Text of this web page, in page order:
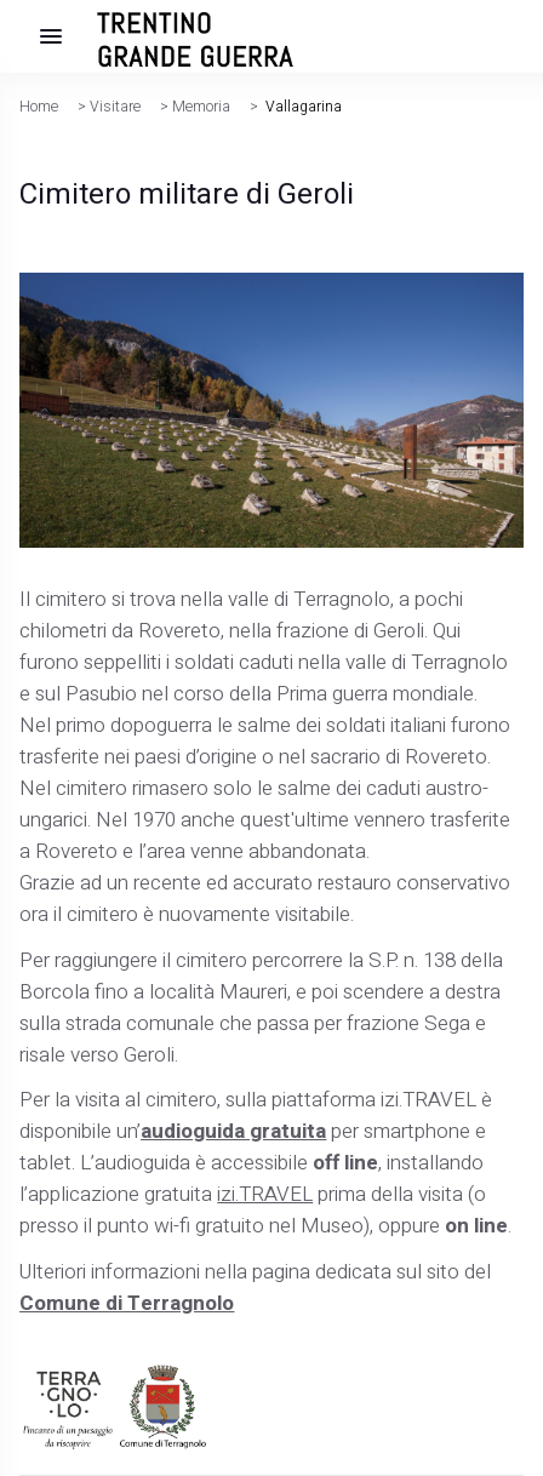
Home >Visitare > Memoria >Vallagarina
Cimitero militare di Geroli
Il cimitero si trova nella valle di Terragnolo, a pochi
chilometri da Rovereto, nella frazione di Geroli. Qui
furono seppelliti i soldati caduti nella valle di Terragnolo
e sul Pasubio nel corso della Prima guerra mondiale.
Nel primo dopoguerra le salme dei soldati italiani furono
trasferite nei paesi d’origine o nel sacrario di Rovereto.
Nel cimitero rimasero solo le salme dei caduti austro-
ungarici. Nel 1970 anche quest'ultime vennero trasferite
a Rovereto e l’area venne abbandonata.
Grazie ad un recente ed accurato restauro conservativo
ora il cimitero è nuovamente visitabile.
Per raggiungere il cimitero percorrere la S.P. n. 138 della
Borcola fino a località Maureri, e poi scendere a destra
sulla strada comunale che passa per frazione Sega e
risale verso Geroli.
Per la visita al cimitero, sulla piattaforma izi.TRAVEL è
disponibile un’audioguida gratuitaper smartphone e
tablet. L’audioguida è accessibile off line, installando
l’applicazione gratuitaizi.TRAVELprima della visita (o
presso il punto wi-fi gratuito nel Museo), oppure on line.
Ulteriori informazioni nella pagina dedicata sul sito del
Comune di Terragnolo